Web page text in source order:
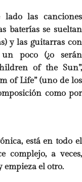
las canciones
baterías se sueltan
y las guitarras con
poco (¿o serán
of the Sun”,
of Life” (uno de los
como por
está en todo el
complejo, a veces,
el otro.